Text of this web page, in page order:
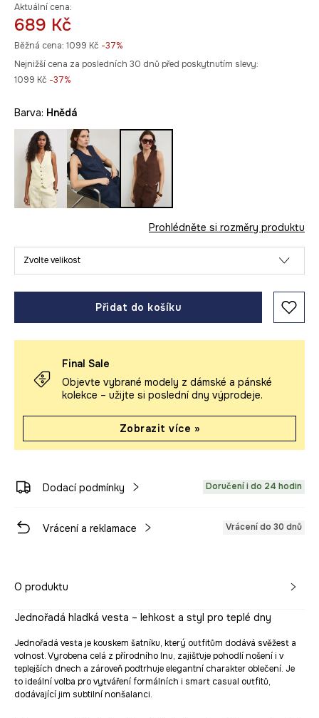
Aktuální cena:
689 Kč
Běžná cena: 1099 Kč -37%
Nejnižší cena za posledních 30 dnů před poskytnutím slevy:
1099 Kč -37%
Barva: hnědá
Prohlédněte si rozměry produktu
Zvolte velikost
Přidat do košíku
Final Sale
Objevte vybrané modely z dámské a pánské
kolekce – užijte si poslední dny výprodeje.
Zobrazit více »
Dodací podmínky Doručení i do 24 hodin
Vrácení a reklamace Vrácení do 30 dnů
O produktu
Jednořadá hladká vesta – lehkost a styl pro teplé dny
Jednořadá vesta je kouskem šatníku, který outfitům dodává svěžest a
volnost. Vyrobena celá z přírodního lnu, zajišťuje pohodlí nošení i v
teplejších dnech a zároveň podtrhuje elegantní charakter oblečení. Je
to ideální volba pro vytváření formálních i smart casual outfitů,
dodávající jim subtilní nonšalanci.